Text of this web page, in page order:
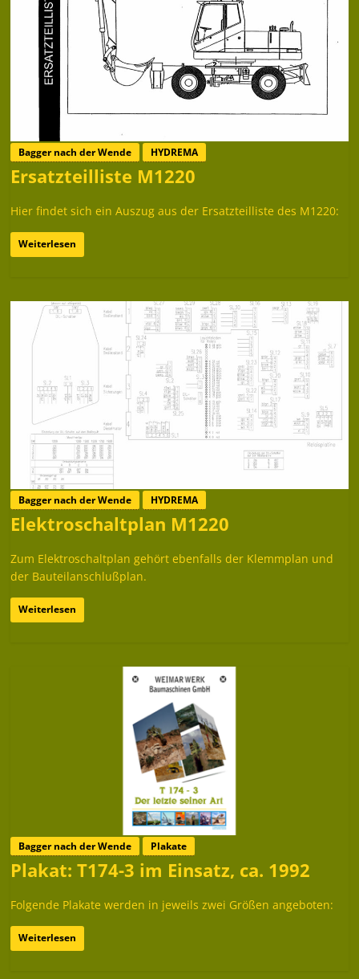
Bagger nach der Wende HYDREMA
Ersatzteilliste M1220
Hier findet sich ein Auszug aus der Ersatzteilliste des M1220:
Weiterlesen
Bagger nach der Wende HYDREMA
Elektroschaltplan M1220
Zum Elektroschaltplan gehört ebenfalls der Klemmplan und
der Bauteilanschlußplan.
Weiterlesen
Bagger nach der Wende Plakate
Plakat: T174-3 im Einsatz, ca. 1992
Folgende Plakate werden in jeweils zwei Größen angeboten:
Weiterlesen